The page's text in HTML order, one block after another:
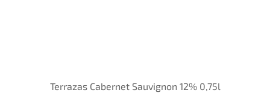
Terrazas Cabernet Sauvignon 12% 0,75l